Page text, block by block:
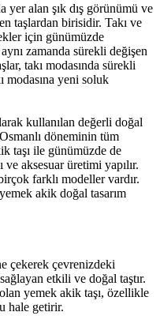
yer alan şık dış görünümü ve
taşlardan birisidir. Takı ve
için günümüzde
zamanda sürekli değişen
takı modasında sürekli
modasına yeni soluk
kullanılan değerli doğal
döneminin tüm
taşı ile günümüzde de
aksesuar üretimi yapılır.
farklı modeller vardır.
akik doğal tasarım
çekerek çevrenizdeki
etkili ve doğal taştır.
yemek akik taşı, özellikle
hale getirir.